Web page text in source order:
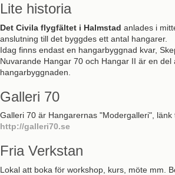
Lite historia
Det Civila flygfältet i Halmstad anlades i
anslutning till det byggdes ett antal hangarer.
Idag finns endast en hangarbyggnad kvar,
Nuvarande Hangar 70 och Hangar II är en del
hangarbyggnaden.
Galleri 70
Galleri 70 är Hangarernas "Modergalleri", länk
http://galleri70.se
Fria Verkstan
Lokal att boka för workshop, kurs, möte mm.